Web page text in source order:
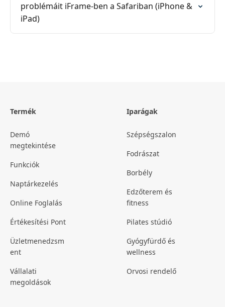
problémáit iFrame-ben a Safariban (iPhone &
iPad)
Termék
Demó
megtekintése
Funkciók
Naptárkezelés
Online Foglalás
Értékesítési Pont
Üzletmenedzsm
ent
Vállalati
megoldások
Iparágak
Szépségszalon
Fodrászat
Borbély
Edzőterem és
fitness
Pilates stúdió
Gyógyfürdő és
wellness
Orvosi rendelő